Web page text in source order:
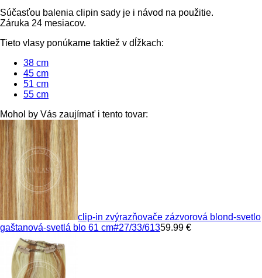
Súčasťou balenia clipin sady je i návod na použitie.
Záruka 24 mesiacov.
Tieto vlasy ponúkame taktiež v dĺžkach:
38 cm
45 cm
51 cm
55 cm
Mohol by Vás zaujímať i tento tovar:
clip-in zvýrazňovače zázvorová blond-svetlo
gaštanová-svetlá blo 61 cm#27/33/61359.99 €